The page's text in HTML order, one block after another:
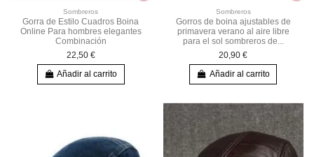
Sombreros
Gorra de Estilo Cuadros Boina
Online Para hombres elegantes
Combinación
22,50 €
Añadir al carrito
Sombreros
Gorros de boina ajustables de
primavera verano al aire libre
para el sol sombreros de...
20,90 €
Añadir al carrito